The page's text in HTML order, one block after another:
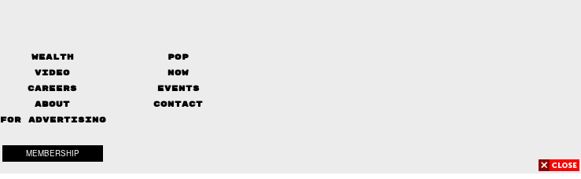
Wealth
Pop
Video
Now
Careers
Events
About
Contact
FOR ADVERTISING
MEMBERSHIP